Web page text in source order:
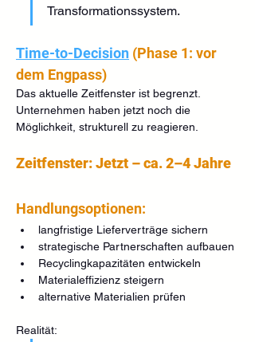
Transformationssystem.
Time-to-Decision (Phase 1: vor
dem Engpass)
Das aktuelle Zeitfenster ist begrenzt.
Unternehmen haben jetzt noch die
Möglichkeit, strukturell zu reagieren.
Zeitfenster: Jetzt – ca. 2–4 Jahre
Handlungsoptionen:
langfristige Lieferverträge sichern
strategische Partnerschaften aufbauen
Recyclingkapazitäten entwickeln
Materialeffizienz steigern
alternative Materialien prüfen
Realität: